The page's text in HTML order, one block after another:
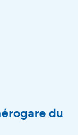
du